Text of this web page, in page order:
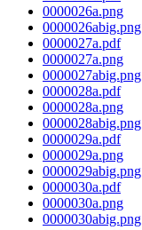
0000026a.png
0000026abig.png
0000027a.pdf
0000027a.png
0000027abig.png
0000028a.pdf
0000028a.png
0000028abig.png
0000029a.pdf
0000029a.png
0000029abig.png
0000030a.pdf
0000030a.png
0000030abig.png